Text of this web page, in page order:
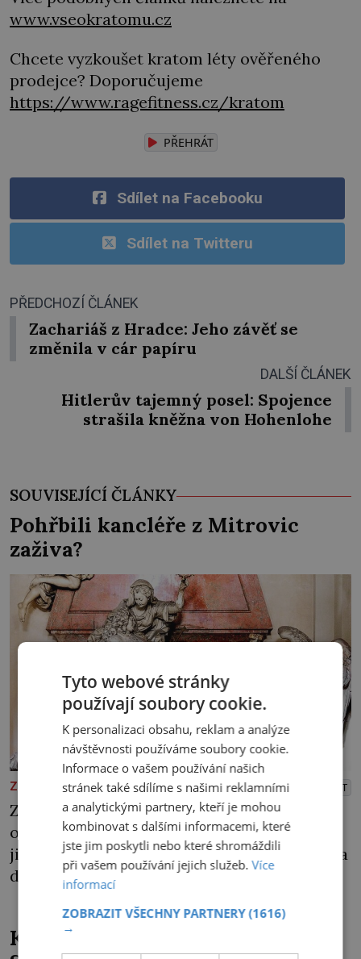
www.vseokratomu.cz
Chcete vyzkoušet kratom léty ověřeného
prodejce? Doporučujeme
https://www.ragefitness.cz/kratom
PŘEHRÁT
Sdílet na Facebooku
Sdílet na Twitteru
PŘEDCHOZÍ ČLÁNEK
Zachariáš z Hradce: Jeho závěť se
změnila v cár papíru
DALŠÍ ČLÁNEK
Hitlerův tajemný posel: Spojence
strašila kněžna von Hohenlohe
SOUVISEJÍCÍ ČLÁNKY
Pohřbili kancléře z Mitrovic
zaživa?
ZAJÍMAVOSTI PŘEHRÁT
Z kostelní hrobky u svatého Jakuba se
ozývají dunivé rány a tlumené výkřiky. „To
jistě řádí duch,“ myslí si pověrčiví lidé. Ani za
dvě kopy grošů by se nikdo neodvážil
raději jen skrápí svěcenou vodou. Za několik
dní divné burácení skutečně ustane. Když o
Kněz Bohuslav Burian: Metody
Tyto webové stránky
používají soubory cookie.
K personalizaci obsahu, reklam a analýze
návštěvnosti používáme soubory cookie.
Informace o vašem používání našich
stránek také sdílíme s našimi reklamními
a analytickými partnery, kteří je mohou
kombinovat s dalšími informacemi, které
jste jim poskytli nebo které shromáždili
při vašem používání jejich služeb.Více
informací
ZOBRAZIT VŠECHNY PARTNERY(1616)
→